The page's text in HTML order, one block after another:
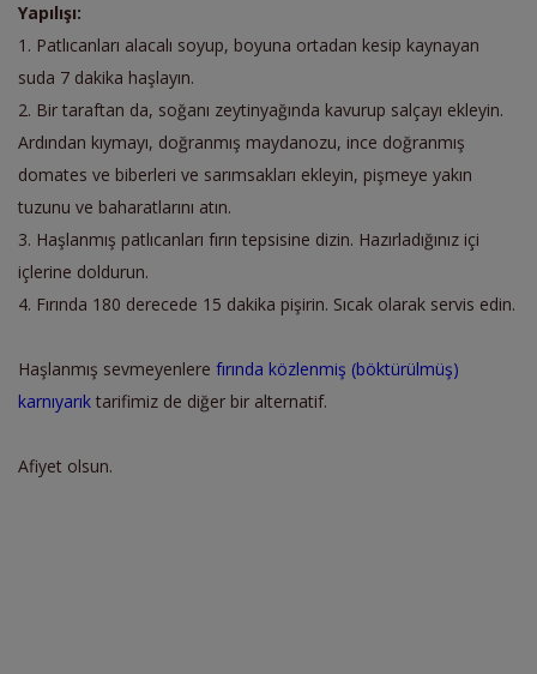
Yapılışı:
1. Patlıcanları alacalı soyup, boyuna ortadan kesip kaynayan
suda 7 dakika haşlayın.
2. Bir taraftan da, soğanı zeytinyağında kavurup salçayı ekleyin.
Ardından kıymayı, doğranmış maydanozu, ince doğranmış
domates ve biberleri ve sarımsakları ekleyin, pişmeye yakın
tuzunu ve baharatlarını atın.
3. Haşlanmış patlıcanları fırın tepsisine dizin. Hazırladığınız içi
içlerine doldurun.
4. Fırında 180 derecede 15 dakika pişirin. Sıcak olarak servis edin.
Haşlanmış sevmeyenlere fırında közlenmiş (böktürülmüş)
karnıyarık tarifimiz de diğer bir alternatif.
Afiyet olsun.